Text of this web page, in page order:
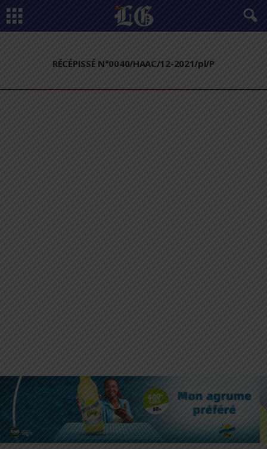
RÉCÉPISSÉ N°0040/HAAC/12-2021/pl/P